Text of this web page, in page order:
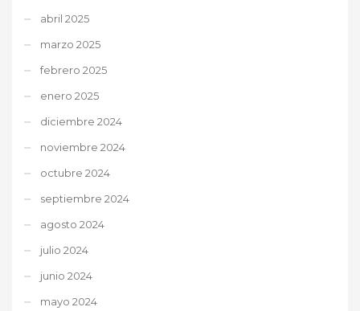
abril 2025
marzo 2025
febrero 2025
enero 2025
diciembre 2024
noviembre 2024
octubre 2024
septiembre 2024
agosto 2024
julio 2024
junio 2024
mayo 2024